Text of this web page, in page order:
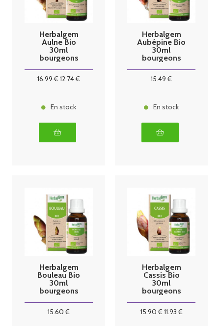
Herbalgem
Aulne Bio
30ml
bourgeons
16.99€12.74€
En stock
Herbalgem
Aubépine Bio
30ml
bourgeons
15.49 €
En stock
Herbalgem
Bouleau Bio
30ml
bourgeons
15.60 €
Herbalgem
Cassis Bio
30ml
bourgeons
15.90€11.93€